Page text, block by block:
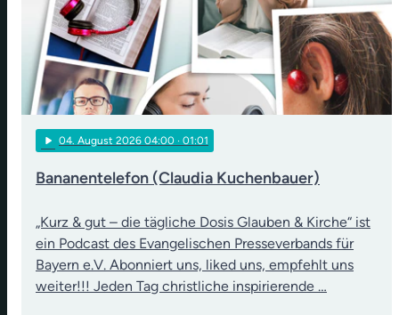
play_arrow 04. August 2026 04:00 · 01:01
Bananentelefon (Claudia Kuchenbauer)
„Kurz & gut – die tägliche Dosis Glauben & Kirche“ ist
ein Podcast des Evangelischen Presseverbands für
Bayern e.V. Abonniert uns, liked uns, empfehlt uns
weiter!!! Jeden Tag christliche inspirierende …